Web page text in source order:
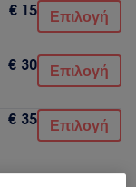
€ 15 Επιλογή
€ 30 Επιλογή
€ 35 Επιλογή